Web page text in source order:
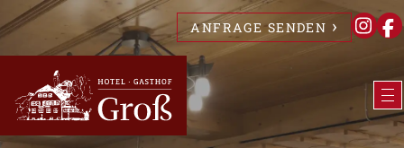
ANFRAGE SENDEN